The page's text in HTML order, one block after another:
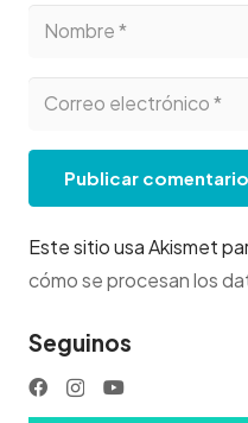
Publicar comentario
Este sitio usa Akismet
cómo se procesan los
Seguinos